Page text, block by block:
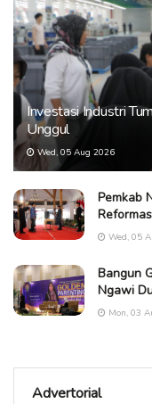
Investasi Industri
Unggul
Wed, 05 Aug 2026
Pemkab
Wed, 05
Bangun
Ngawi
Mon, 03
Advertorial